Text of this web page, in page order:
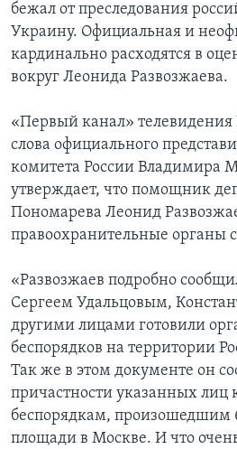
бежал от преследования
Украину. Официальная и
кардинально расходятся в
вокруг Леонида Развозжаева.
«Первый канал» телевидения
слова официального
комитета России Владимира
утверждает, что помощник
Пономарева Леонид
правоохранительные органы
«Развозжаев подробно
Сергеем Удальцовым,
другими лицами готовили
беспорядков на территории
Так же в этом документе он
причастности указанных лиц
беспорядкам, произошедшим
площади в Москве. И что